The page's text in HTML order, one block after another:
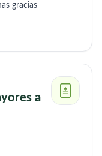
gracias
a